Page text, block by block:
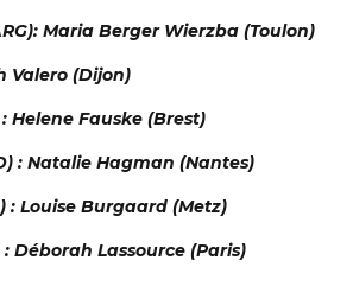
Maria Berger Wierzba (Toulon)
Valero (Dijon)
Helene Fauske (Brest)
: Natalie Hagman (Nantes)
: Louise Burgaard (Metz)
: Déborah Lassource (Paris)